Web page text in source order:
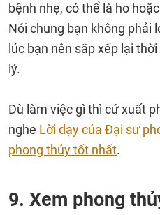
bệnh nhẹ, có thể là ho
Nói chung bạn không phải
lúc bạn nên sắp xếp lại
lý.
Dù làm việc gì thì cứ xuất
nghe Lời dạy của Đại sư
phong thủy tốt nhất.
9. Xem phong